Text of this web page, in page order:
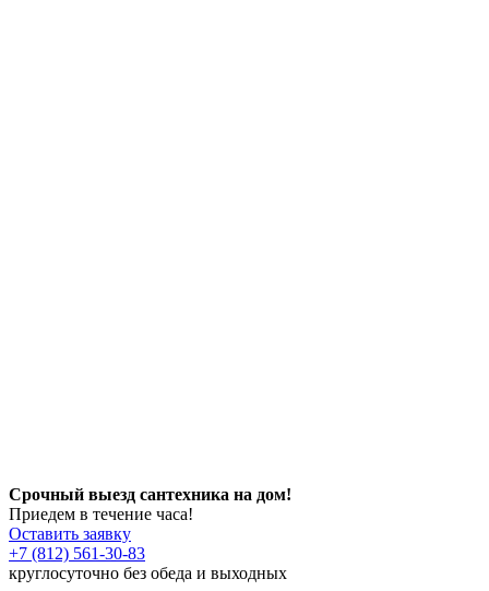
Срочный выезд сантехника на дом!
Приедем в течение часа!
Оставить заявку
+7 (812) 561-30-83
круглосуточно без обеда и выходных